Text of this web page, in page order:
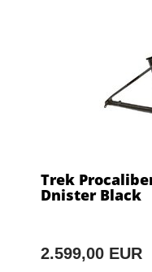
Trek
Dnister Black
2.599,00 EUR